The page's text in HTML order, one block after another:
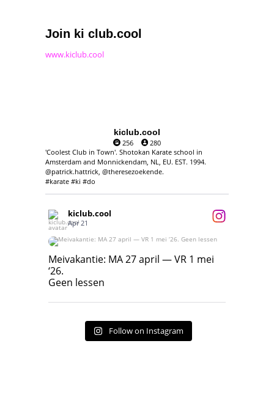
Join ki club.cool
www.kiclub.cool
kiclub.cool
256
280
'Coolest Club in Town'. Shotokan Karate school in
Amsterdam and Monnickendam, NL, EU. EST. 1994.
@patrick.hattrick, @theresezoekende.
#karate #ki #do
kiclub.cool
Apr 21
Meivakantie: MA 27 april — VR 1 mei ‘26.
Geen lessen
Meivakantie: MA 27 april — VR 1 mei
‘26.
Geen lessen
Follow on Instagram